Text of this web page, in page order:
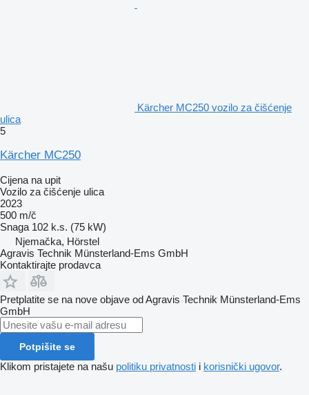
Kärcher MC250 vozilo za čišćenje
ulica
5
Kärcher MC250
Cijena na upit
Vozilo za čišćenje ulica
2023
500 m/č
Snaga 102 k.s. (75 kW)
Njemačka, Hörstel
Agravis Technik Münsterland-Ems GmbH
Kontaktirajte prodavca
Pretplatite se na nove objave od Agravis Technik Münsterland-Ems
GmbH
Potpišite se
Klikom pristajete na našu politiku privatnosti i korisnički ugovor.